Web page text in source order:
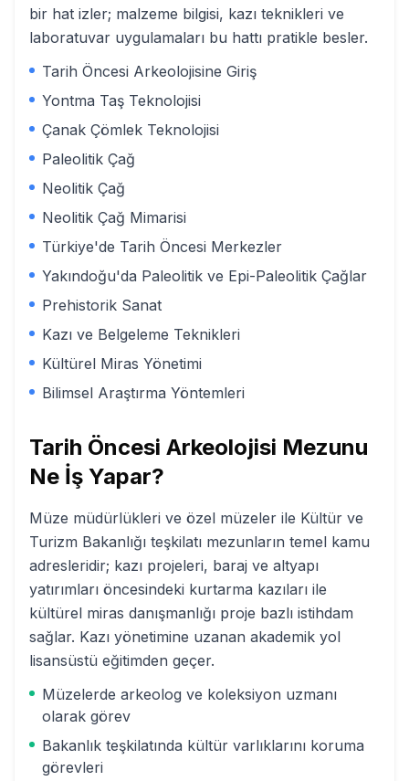
bir hat izler; malzeme bilgisi, kazı teknikleri ve
laboratuvar uygulamaları bu hattı pratikle besler.
Tarih Öncesi Arkeolojisine Giriş
Yontma Taş Teknolojisi
Çanak Çömlek Teknolojisi
Paleolitik Çağ
Neolitik Çağ
Neolitik Çağ Mimarisi
Türkiye'de Tarih Öncesi Merkezler
Yakındoğu'da Paleolitik ve Epi-Paleolitik Çağlar
Prehistorik Sanat
Kazı ve Belgeleme Teknikleri
Kültürel Miras Yönetimi
Bilimsel Araştırma Yöntemleri
Tarih Öncesi Arkeolojisi Mezunu
Ne İş Yapar?
Müze müdürlükleri ve özel müzeler ile Kültür ve
Turizm Bakanlığı teşkilatı mezunların temel kamu
adresleridir; kazı projeleri, baraj ve altyapı
yatırımları öncesindeki kurtarma kazıları ile
kültürel miras danışmanlığı proje bazlı istihdam
sağlar. Kazı yönetimine uzanan akademik yol
lisansüstü eğitimden geçer.
Müzelerde arkeolog ve koleksiyon uzmanı
olarak görev
Bakanlık teşkilatında kültür varlıklarını koruma
görevleri